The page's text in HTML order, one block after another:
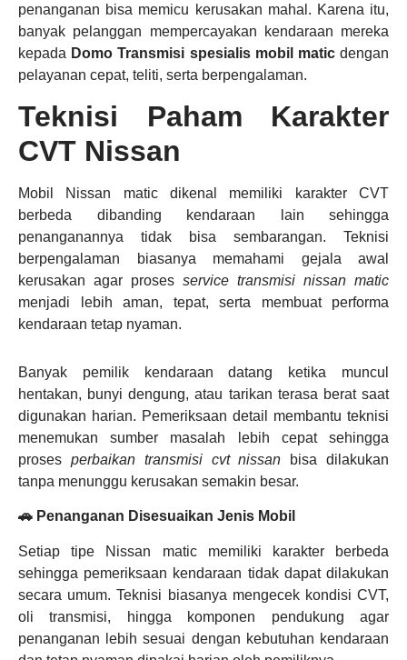
penanganan bisa memicu kerusakan mahal. Karena itu,
banyak pelanggan mempercayakan kendaraan mereka
kepada Domo Transmisi spesialis mobil maticdengan
pelayanan cepat, teliti, serta berpengalaman.
Teknisi Paham Karakter
CVT Nissan
Mobil Nissan matic dikenal memiliki karakter CVT
berbeda dibanding kendaraan lain sehingga
penanganannya tidak bisa sembarangan. Teknisi
berpengalaman biasanya memahami gejala awal
kerusakan agar proses service transmisi nissan matic
menjadi lebih aman, tepat, serta membuat performa
kendaraan tetap nyaman.
Banyak pemilik kendaraan datang ketika muncul
hentakan, bunyi dengung, atau tarikan terasa berat saat
digunakan harian. Pemeriksaan detail membantu teknisi
menemukan sumber masalah lebih cepat sehingga
proses perbaikan transmisi cvt nissan bisa dilakukan
tanpa menunggu kerusakan semakin besar.
🚗 Penanganan Disesuaikan Jenis Mobil
Setiap tipe Nissan matic memiliki karakter berbeda
sehingga pemeriksaan kendaraan tidak dapat dilakukan
secara umum. Teknisi biasanya mengecek kondisi CVT,
oli transmisi, hingga komponen pendukung agar
penanganan lebih sesuai dengan kebutuhan kendaraan